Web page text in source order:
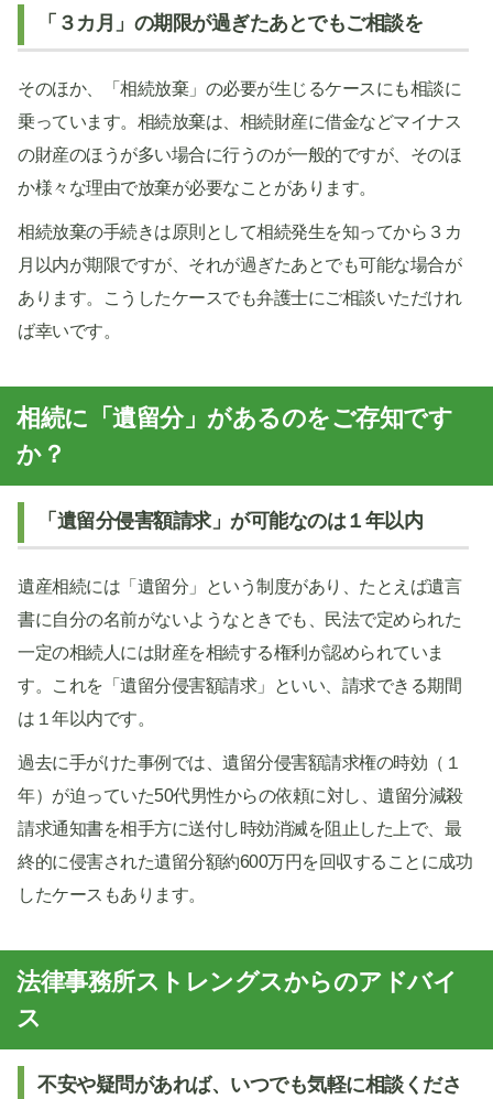
「３カ月」の期限が過ぎたあとでもご相談を
そのほか、「相続放棄」の必要が生じるケースにも相談に
乗っています。相続放棄は、相続財産に借金などマイナス
の財産のほうが多い場合に行うのが一般的ですが、そのほ
か様々な理由で放棄が必要なことがあります。
相続放棄の手続きは原則として相続発生を知ってから３カ
月以内が期限ですが、それが過ぎたあとでも可能な場合が
あります。こうしたケースでも弁護士にご相談いただけれ
ば幸いです。
相続に「遺留分」があるのをご存知です
か？
「遺留分侵害額請求」が可能なのは１年以内
遺産相続には「遺留分」という制度があり、たとえば遺言
書に自分の名前がないようなときでも、民法で定められた
一定の相続人には財産を相続する権利が認められていま
す。これを「遺留分侵害額請求」といい、請求できる期間
は１年以内です。
過去に手がけた事例では、遺留分侵害額請求権の時効（１
年）が迫っていた50代男性からの依頼に対し、遺留分減殺
請求通知書を相手方に送付し時効消滅を阻止した上で、最
終的に侵害された遺留分額約600万円を回収することに成功
したケースもあります。
法律事務所ストレングスからのアドバイ
ス
不安や疑問があれば、いつでも気軽に相談くださ